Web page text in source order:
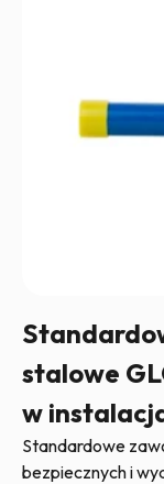
stalowe
w
Standardowe
bezpiecznych i